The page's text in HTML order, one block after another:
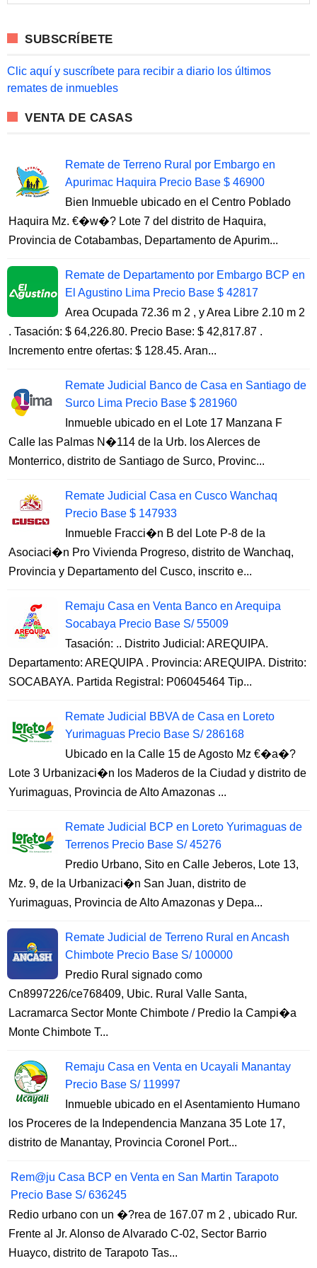
a
h
o
:
SUBSCRÍBETE
Clic aquí y suscríbete para recibir a diario los últimos
remates de inmuebles
VENTA DE CASAS
Remate de Terreno Rural por Embargo en
Apurimac Haquira Precio Base $ 46900
Bien Inmueble ubicado en el Centro Poblado
Haquira Mz. €�w�? Lote 7 del distrito de Haquira,
Provincia de Cotabambas, Departamento de Apurim...
Remate de Departamento por Embargo BCP en
El Agustino Lima Precio Base $ 42817
Area Ocupada 72.36 m 2 , y Area Libre 2.10 m 2
. Tasación: $ 64,226.80. Precio Base: $ 42,817.87 .
Incremento entre ofertas: $ 128.45. Aran...
Remate Judicial Banco de Casa en Santiago de
Surco Lima Precio Base $ 281960
Inmueble ubicado en el Lote 17 Manzana F
Calle las Palmas N�114 de la Urb. los Alerces de
Monterrico, distrito de Santiago de Surco, Provinc...
Remate Judicial Casa en Cusco Wanchaq
Precio Base $ 147933
Inmueble Fracci�n B del Lote P-8 de la
Asociaci�n Pro Vivienda Progreso, distrito de Wanchaq,
Provincia y Departamento del Cusco, inscrito e...
Remaju Casa en Venta Banco en Arequipa
Socabaya Precio Base S/ 55009
Tasación: .. Distrito Judicial: AREQUIPA.
Departamento: AREQUIPA . Provincia: AREQUIPA. Distrito:
SOCABAYA. Partida Registral: P06045464 Tip...
Remate Judicial BBVA de Casa en Loreto
Yurimaguas Precio Base S/ 286168
Ubicado en la Calle 15 de Agosto Mz €�a�?
Lote 3 Urbanizaci�n los Maderos de la Ciudad y distrito de
Yurimaguas, Provincia de Alto Amazonas ...
Remate Judicial BCP en Loreto Yurimaguas de
Terrenos Precio Base S/ 45276
Predio Urbano, Sito en Calle Jeberos, Lote 13,
Mz. 9, de la Urbanizaci�n San Juan, distrito de
Yurimaguas, Provincia de Alto Amazonas y Depa...
Remate Judicial de Terreno Rural en Ancash
Chimbote Precio Base S/ 100000
Predio Rural signado como
Cn8997226/ce768409, Ubic. Rural Valle Santa,
Lacramarca Sector Monte Chimbote / Predio la Campi�a
Monte Chimbote T...
Remaju Casa en Venta en Ucayali Manantay
Precio Base S/ 119997
Inmueble ubicado en el Asentamiento Humano
los Proceres de la Independencia Manzana 35 Lote 17,
distrito de Manantay, Provincia Coronel Port...
Rem@ju Casa BCP en Venta en San Martin Tarapoto
Precio Base S/ 636245
Redio urbano con un �?rea de 167.07 m 2 , ubicado Rur.
Frente al Jr. Alonso de Alvarado C-02, Sector Barrio
Huayco, distrito de Tarapoto Tas...